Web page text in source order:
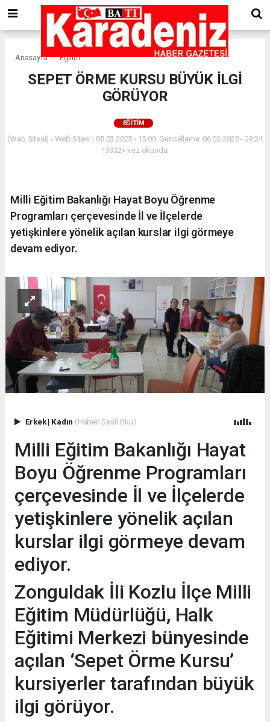
Anasayfa Eğitim
SEPET ÖRME KURSU BÜYÜK İLGİ
GÖRÜYOR
EĞITIM
(Web Sitesi) - Web Sitesi | 05.03.2025 - 15:00, Güncelleme: 06.03.2025 - 09:24
13932+ kez okundu.
Milli Eğitim Bakanlığı Hayat Boyu Öğrenme
Programları çerçevesinde İl ve İlçelerde
yetişkinlere yönelik açılan kurslar ilgi görmeye
devam ediyor.
Erkek| Kadın (Haberi Sesli Oku)
Milli Eğitim Bakanlığı Hayat
Boyu Öğrenme Programları
çerçevesinde İl ve İlçelerde
yetişkinlere yönelik açılan
kurslar ilgi görmeye devam
ediyor.
Zonguldak İli Kozlu İlçe Milli
Eğitim Müdürlüğü, Halk
Eğitimi Merkezi bünyesinde
açılan ‘Sepet Örme Kursu’
kursiyerler tarafından büyük
ilgi görüyor.